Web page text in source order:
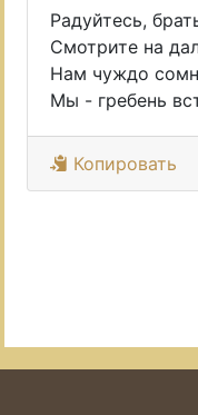
Радуйтесь,
Смотрите на
Нам чуждо
Мы - гребень
Копировать